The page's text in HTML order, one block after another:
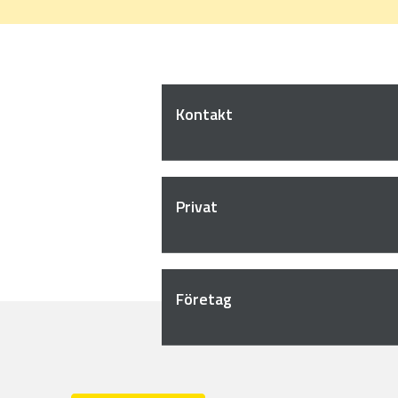
Kontakt
Privat
Företag